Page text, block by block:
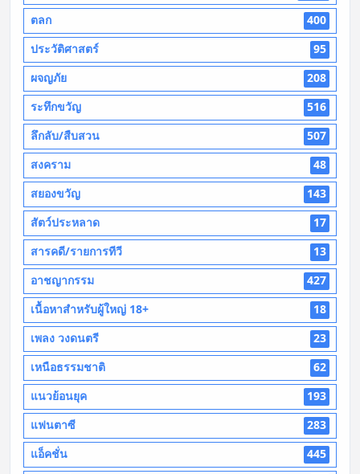
ตลก
400
ประวัติศาสตร์
95
ผจญภัย
208
ระทึกขวัญ
516
ลึกลับ/สืบสวน
507
สงคราม
48
สยองขวัญ
143
สัตว์ประหลาด
17
สารคดี/รายการทีวี
13
อาชญากรรม
427
เนื้อหาสำหรับผู้ใหญ่ 18+
18
เพลง วงดนตรี
23
เหนือธรรมชาติ
62
แนวย้อนยุค
193
แฟนตาซี
283
แอ็คชั่น
445